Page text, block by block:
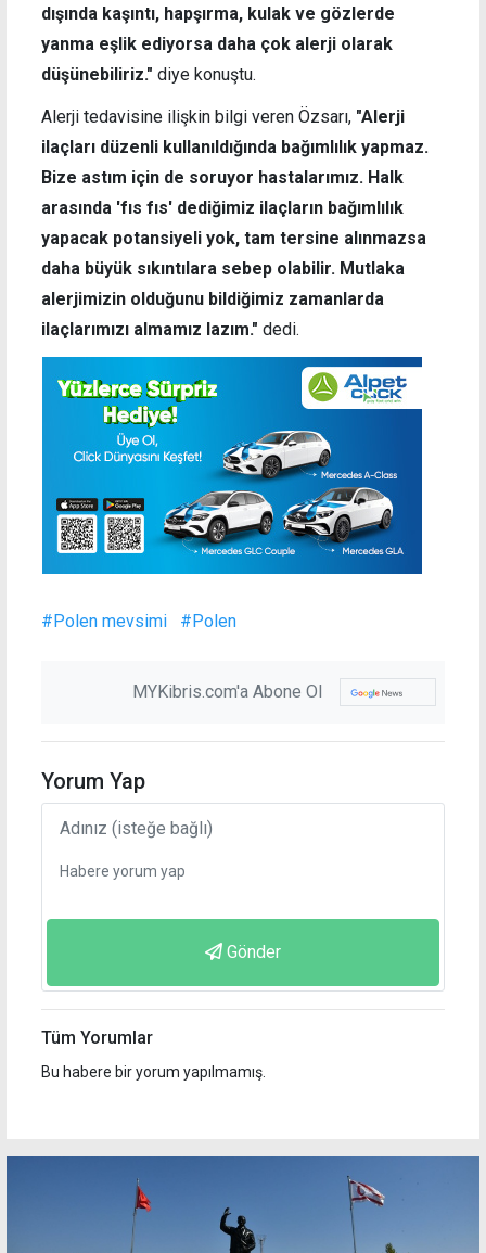
dışında kaşıntı, hapşırma, kulak ve gözlerde
yanma eşlik ediyorsa daha çok alerji olarak
düşünebiliriz." diye konuştu.
Alerji tedavisine ilişkin bilgi veren Özsarı, "Alerji
ilaçları düzenli kullanıldığında bağımlılık yapmaz.
Bize astım için de soruyor hastalarımız. Halk
arasında 'fıs fıs' dediğimiz ilaçların bağımlılık
yapacak potansiyeli yok, tam tersine alınmazsa
daha büyük sıkıntılara sebep olabilir. Mutlaka
alerjimizin olduğunu bildiğimiz zamanlarda
ilaçlarımızı almamız lazım." dedi.
#Polen mevsimi #Polen
MYKibris.com'a Abone Ol
Yorum Yap
Gönder
Tüm Yorumlar
Bu habere bir yorum yapılmamış.